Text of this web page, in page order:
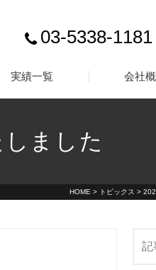
03-5338-1181
実績一覧 会社
ました
HOME > トピックス >